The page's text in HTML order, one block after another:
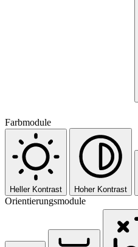
Farbmodule
Heller Kontrast Hoher Kontrast
Orientierungsmodule